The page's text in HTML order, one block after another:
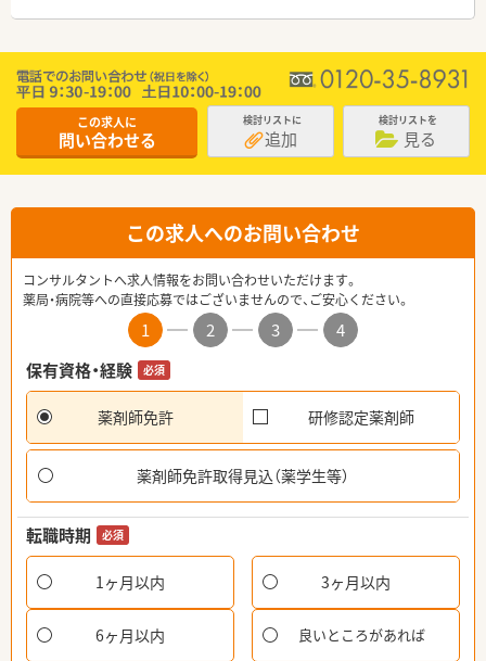
この求人に
問い合わせる
検討リストに
追加
検討リストを
見る
この求人へのお問い合わせ
コンサルタントへ求人情報をお問い合わせいただけます。
薬局・病院等への直接応募ではございませんので、ご安心ください。
1 2 3
4
保有資格・経験
必須
薬剤師免許 研修認定薬剤師
薬剤師免許取得見込（薬学生等）
転職時期 必須
1ヶ月以内 3ヶ月以内
6ヶ月以内 良いところがあれば